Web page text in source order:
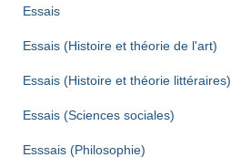
Essais
Essais (Histoire et théorie de l'art)
Essais (Histoire et théorie littéraires)
Essais (Sciences sociales)
Esssais (Philosophie)